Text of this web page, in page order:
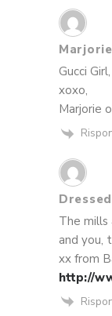
Gucci
xoxo,
Marjorie
The mills
and you,
xx from
http://